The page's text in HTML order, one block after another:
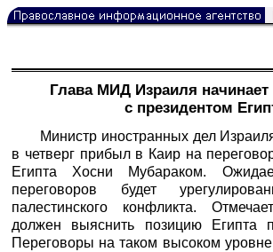
Глава МИД Израиля
с президентом
Министр иностранных дел
в четверг прибыл в Каир на
Египта Хосни Мубараком.
переговоров будет
палестинского конфликта.
должен выяснить позицию Египта
Переговоры на таком высоком